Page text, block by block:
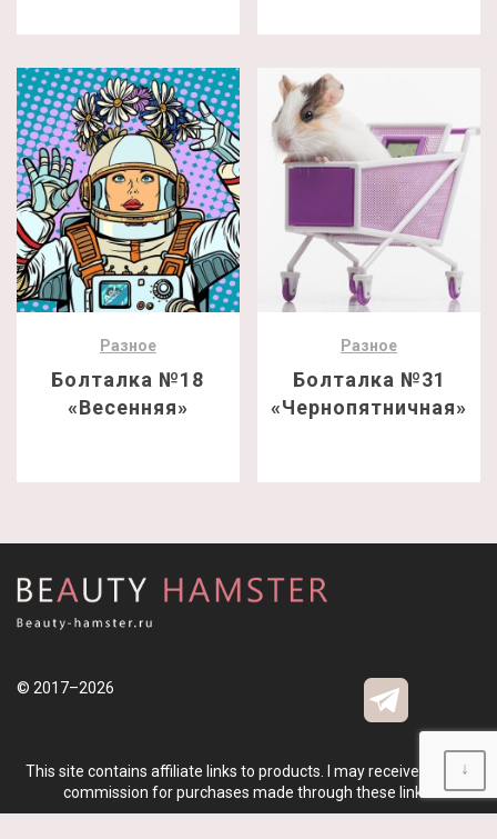
Разное
Болталка №18
«Весенняя»
Разное
Болталка №31
«Чернопятничная»
© 2017–2026
This site contains affiliate links to products. I may receive a small
commission for purchases made through these links.
↓